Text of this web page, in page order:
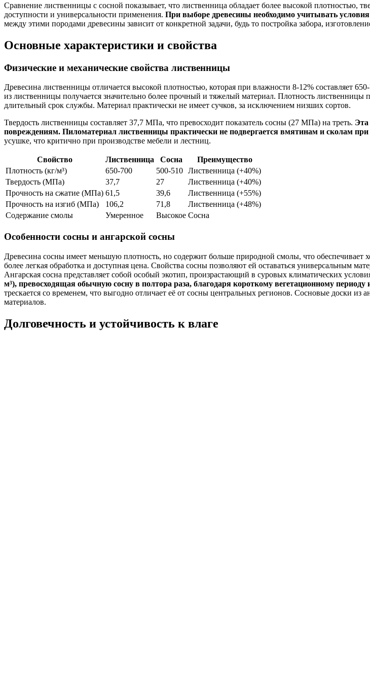
Сравнение лиственницы с сосной показывает, что лиственница обладает более высокой плотностью,
доступности и универсальности применения. При выборе древесины необходимо учитывать
между этими породами древесины зависит от конкретной задачи, будь то постройка забора,
Основные характеристики и свойства
Физические и механические свойства лиственницы
Древесина лиственницы отличается высокой плотностью, которая при влажности 8-12% составляет
из лиственницы получается значительно более прочный и тяжелый материал. Плотность лиственницы
длительный срок службы. Материал практически не имеет сучков, за исключением низших сортов.
Твердость лиственницы составляет 37,7 МПа, что превосходит показатель сосны (27 МПа) на треть. Эта
повреждениям. Пиломатериал лиственницы практически не подвергается вмятинам и сколам
усушке, что критично при производстве мебели и лестниц.
Свойство Лиственница Сосна
Преимущество
Плотность (кг/м³)
650-700 500-510 Лиственница (+40%)
Твердость (МПа)
37,7 27
Лиственница (+40%)
Прочность на сжатие (МПа) 61,5 39,6
Лиственница (+55%)
Прочность на изгиб (МПа)
106,2 71,8
Лиственница (+48%)
Содержание смолы
Умеренное Высокое Сосна
Особенности сосны и ангарской сосны
Древесина сосны имеет меньшую плотность, но содержит больше природной смолы, что
более легкая обработка и доступная цена. Свойства сосны позволяют ей оставаться универсальным
Ангарская сосна представляет собой особый экотип, произрастающий в суровых климатических
м³), превосходящая обычную сосну в полтора раза, благодаря короткому вегетационному
трескается со временем, что выгодно отличает её от сосны центральных регионов. Сосновые доски
материалов.
Долговечность и устойчивость к влаге